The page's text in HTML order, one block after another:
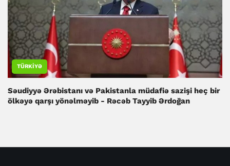
TÜRKIYƏ
Səudiyyə Ərəbistanı və Pakistanla müdafiə sazişi heç bir
ölkəyə qarşı yönəlməyib - Rəcəb Tayyib Ərdoğan